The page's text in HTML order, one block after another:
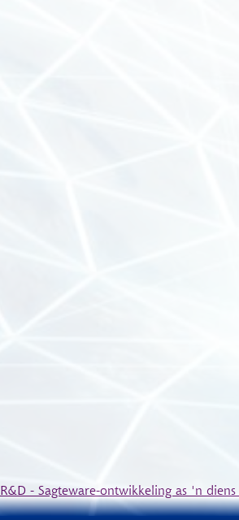
R&D - Sagteware-ontwikkeling as 'n diens